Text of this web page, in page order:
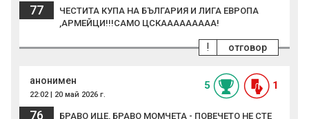
77
ЧЕСТИТА КУПА НА БЪЛГАРИЯ И ЛИГА ЕВРОПА
,АРМЕЙЦИ!!!САМО ЦСКААААААААА!
отговор
!
анонимен
22:02 | 20 май 2026 г.
5 1
76
БРАВО ИЦЕ, БРАВО МОМЧЕТА - ПОВЕЧЕТО НЕ СТЕ